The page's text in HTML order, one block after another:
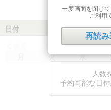
日付
火 水
人数
予約可能な日付
一度画面を閉じ
ご利用
再読